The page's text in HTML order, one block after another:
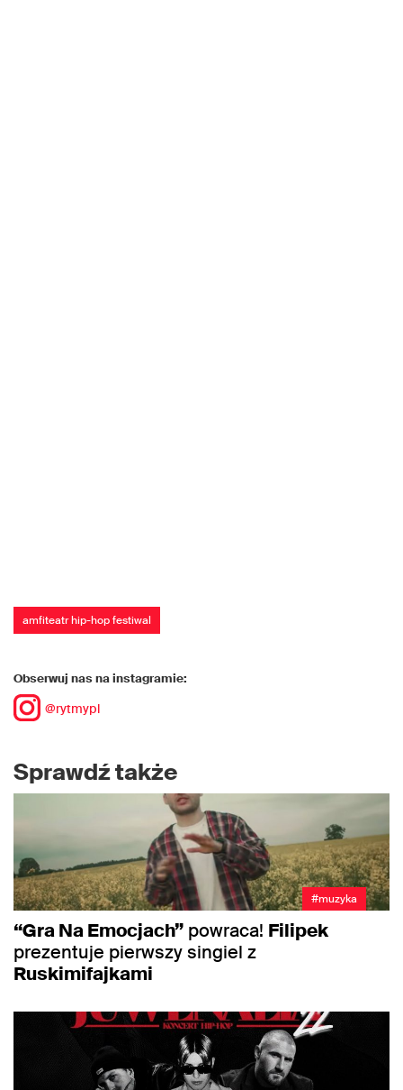
amfiteatr hip-hop festiwal
Obserwuj nas na instagramie:
@rytmypl
Sprawdź także
#muzyka
“Gra Na Emocjach” powraca! Filipek
prezentuje pierwszy singiel z
Ruskimifajkami